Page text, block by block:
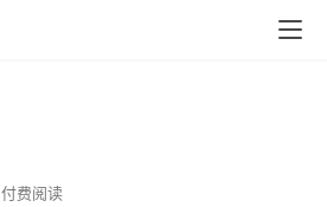
付费阅读